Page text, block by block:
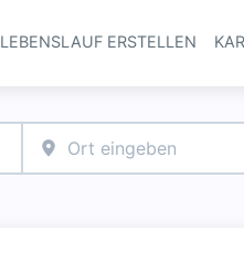
LEBENSLAUF ERSTELLEN